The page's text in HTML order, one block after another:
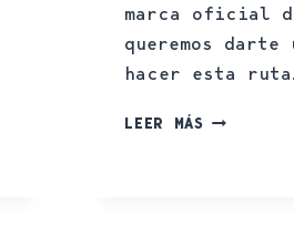
marca oficial
queremos
hacer esta
LEER MÁS